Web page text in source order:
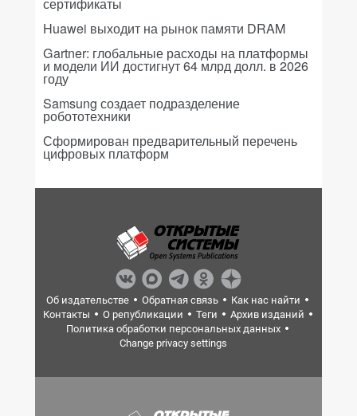
Huawei выходит на рынок памяти DRAM
Gartner: глобальные расходы на платформы
и модели ИИ достигнут 64 млрд долл. в 2026
году
Samsung создает подразделение
робототехники
Сформирован предварительный перечень
цифровых платформ
Об издательстве Обратная связь
Как нас найти
Контакты
О републикации Теги
Архив изданий
Политика обработки персональных данных
Change privacy settings